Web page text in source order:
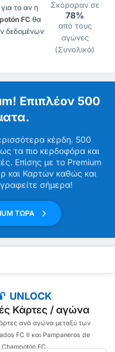
για το αν η
FCθα
δεδομένων
Σκόραραν σε
78%
από τους
αγώνες
(Συνολικά)
Επιπλέον 500
κέρδη. 500
τα πιο κερδοφόρα και
Επίσης με το Premium
και Καρτών καθώς και
σήμερα!
ΤΩΡΑ
UNLOCK
Κάρτες / αγώνα
ανά αγώνα μεταξύ των
FC II και Pampaneros de
Champotón FC